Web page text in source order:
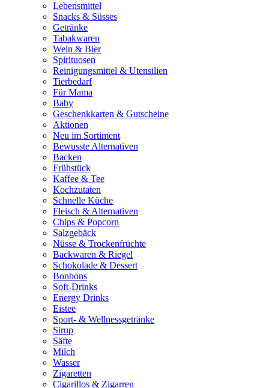
Lebensmittel
Snacks & Süsses
Getränke
Tabakwaren
Wein & Bier
Spirituosen
Reinigungsmittel & Utensilien
Tierbedarf
Für Mama
Baby
Geschenkkarten & Gutscheine
Aktionen
Neu im Sortiment
Bewusste Alternativen
Backen
Frühstück
Kaffee & Tee
Kochzutaten
Schnelle Küche
Fleisch & Alternativen
Chips & Popcorn
Salzgebäck
Nüsse & Trockenfrüchte
Backwaren & Riegel
Schokolade & Dessert
Bonbons
Soft-Drinks
Energy Drinks
Eistee
Sport- & Wellnessgetränke
Sirup
Säfte
Milch
Wasser
Zigaretten
Cigarillos & Zigarren